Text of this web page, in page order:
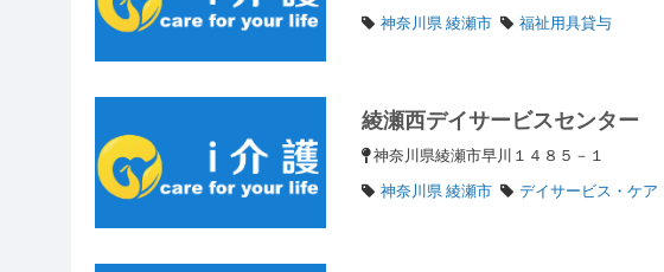
神奈川県 綾瀬市
福祉用具貸与
綾瀬西デイサービスセンター
神奈川県綾瀬市早川１４８５－１
神奈川県 綾瀬市
デイサービス・ケア